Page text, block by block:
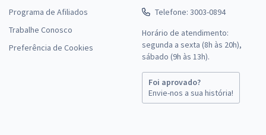
Programa de Afiliados
Trabalhe Conosco
Preferência de Cookies
Telefone: 3003-0894
Horário de atendimento:
segunda a sexta (8h às 20h),
sábado (9h às 13h).
Foi aprovado?
Envie-nos a sua história!